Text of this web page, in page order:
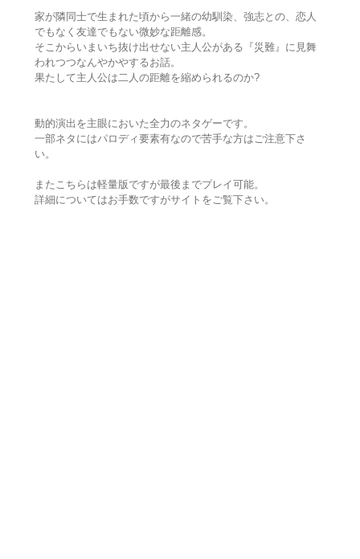
家が隣同士で生まれた頃から一緒の幼馴染、強志との、恋人
でもなく友達でもない微妙な距離感。
そこからいまいち抜け出せない主人公がある『災難』に見舞
われつつなんやかやするお話。
果たして主人公は二人の距離を縮められるのか?
動的演出を主眼においた全力のネタゲーです。
一部ネタにはパロディ要素有なので苦手な方はご注意下さ
い。
またこちらは軽量版ですが最後までプレイ可能。
詳細についてはお手数ですがサイトをご覧下さい。